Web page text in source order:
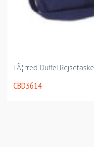
LÃ¦rred Duffel Rejsetaske
CBD3614